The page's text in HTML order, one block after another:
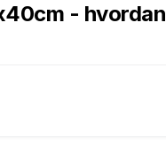
- hvordan